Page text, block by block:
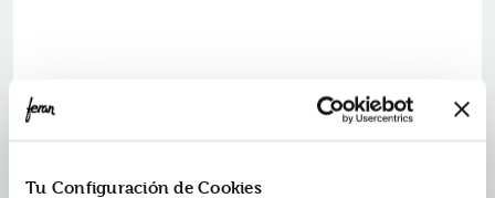
Tu Configuración de Cookies
Los muertos y los vivos
ISBN:9791387745721